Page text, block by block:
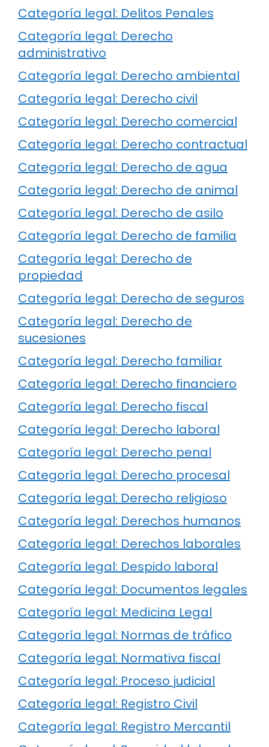
Categoría legal: Delitos Penales
Categoría legal: Derecho
administrativo
Categoría legal: Derecho ambiental
Categoría legal: Derecho civil
Categoría legal: Derecho comercial
Categoría legal: Derecho contractual
Categoría legal: Derecho de agua
Categoría legal: Derecho de animal
Categoría legal: Derecho de asilo
Categoría legal: Derecho de familia
Categoría legal: Derecho de
propiedad
Categoría legal: Derecho de seguros
Categoría legal: Derecho de
sucesiones
Categoría legal: Derecho familiar
Categoría legal: Derecho financiero
Categoría legal: Derecho fiscal
Categoría legal: Derecho laboral
Categoría legal: Derecho penal
Categoría legal: Derecho procesal
Categoría legal: Derecho religioso
Categoría legal: Derechos humanos
Categoría legal: Derechos laborales
Categoría legal: Despido laboral
Categoría legal: Documentos legales
Categoría legal: Medicina Legal
Categoría legal: Normas de tráfico
Categoría legal: Normativa fiscal
Categoría legal: Proceso judicial
Categoría legal: Registro Civil
Categoría legal: Registro Mercantil